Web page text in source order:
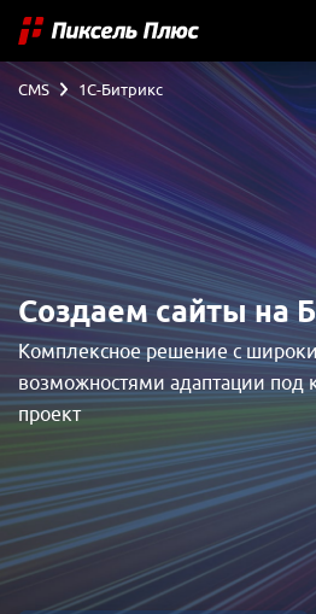
Создаем сайты на
Комплексное решение с
возможностями адаптации под
проект
CMS 1С-Битрикс